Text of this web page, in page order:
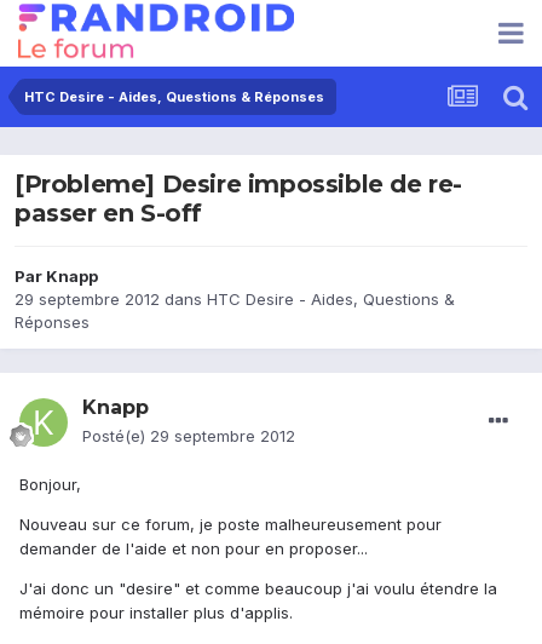
HTC Desire - Aides, Questions & Réponses
[Probleme] Desire impossible de re-
passer en S-off
Par Knapp
29 septembre 2012 dans HTC Desire - Aides, Questions &
Réponses
Knapp
Posté(e) 29 septembre 2012
Bonjour,
Nouveau sur ce forum, je poste malheureusement pour
demander de l'aide et non pour en proposer...
J'ai donc un "desire" et comme beaucoup j'ai voulu étendre la
mémoire pour installer plus d'applis.